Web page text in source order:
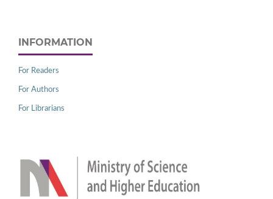
INFORMATION
For Readers
For Authors
For Librarians